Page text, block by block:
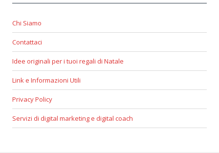
Chi Siamo
Contattaci
Idee originali per i tuoi regali di Natale
Link e Informazioni Utili
Privacy Policy
Servizi di digital marketing e digital coach